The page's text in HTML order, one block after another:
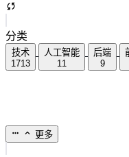
分类
技术
1713
人工智能
11
后端
9
更多